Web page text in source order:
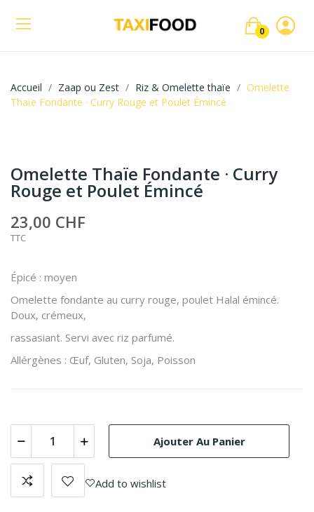
0
Accueil Zaap ou Zest Riz & Omelette thaïe
Omelette
Thaïe Fondante · Curry Rouge et Poulet Émincé
Omelette Thaïe Fondante · Curry
Rouge et Poulet Émincé
23,00 CHF
TTC
Épicé : moyen
Omelette fondante au curry rouge, poulet Halal émincé.
Doux, crémeux,
rassasiant. Servi avec riz parfumé.
Allérgènes : Œuf, Gluten, Soja, Poisson
Ajouter Au Panier
Add to wishlist